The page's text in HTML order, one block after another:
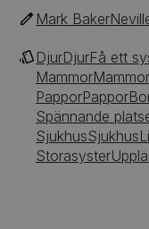
Mark Baker
DjurDjurFå ett
MammorMammor
PapporPappor
Spännande
SjukhusSjukhus
Storasyster